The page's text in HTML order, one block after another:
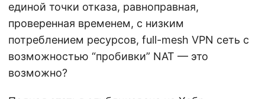
единой точки отказа, равноправная,
проверенная временем, с низким
потреблением ресурсов, full-mesh VPN сеть c
возможностью “пробивки” NAT — это
возможно?